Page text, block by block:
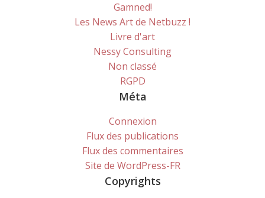
Gamned!
Les News Art de Netbuzz !
Livre d'art
Nessy Consulting
Non classé
RGPD
Méta
Connexion
Flux des publications
Flux des commentaires
Site de WordPress-FR
Copyrights